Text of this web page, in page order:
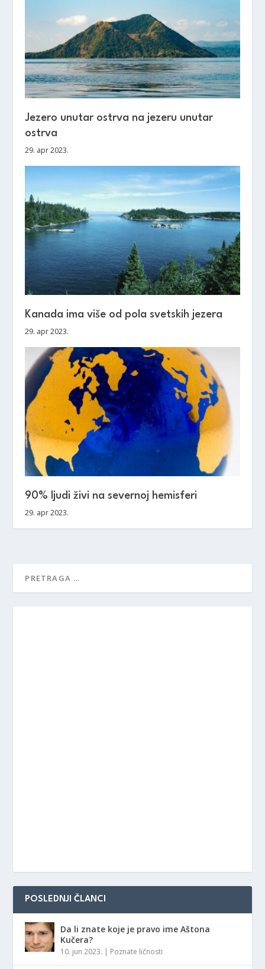
Jezero unutar ostrva na jezeru unutar
ostrva
29. apr 2023.
Kanada ima više od pola svetskih jezera
29. apr 2023.
90% ljudi živi na severnoj hemisferi
29. apr 2023.
POSLEDNJI ČLANCI
Da li znate koje je pravo ime Aštona
Kučera?
10. jun 2023. | Poznate ličnosti